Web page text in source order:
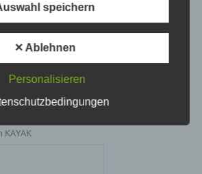
UNLIMITED
Verarbeitung ist die Markierung
Daten mit dem
der automatisierten
speichern
✕ Ablehnen
Personalisieren